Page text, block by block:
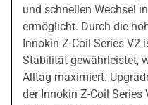
und schnellen Wechsel
ermöglicht. Durch die
Innokin Z-Coil Series V2
Stabilität gewährleistet,
Alltag maximiert.
der Innokin Z-Coil Series